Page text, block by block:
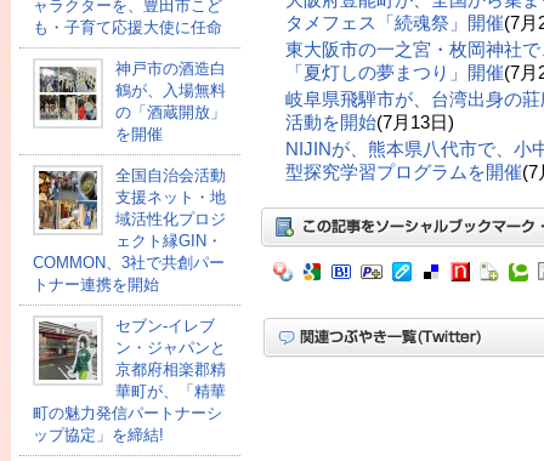
ャラクターを、豊田市こど
も・子育て応援大使に任命
神戸市の酒造白
鶴が、入場無料
の「酒蔵開放」
を開催
全国自治会活動
支援ネット・地
域活性化プロジ
ェクト縁GIN・
COMMON、3社で共創パー
トナー連携を開始
セブン‐イレブ
ン・ジャパンと
京都府相楽郡精
華町が、「精華
町の魅力発信パートナーシ
ップ協定」を締結!
タメフェス「続魂祭」開催(7月
東大阪市の一之宮・枚岡神社
「夏灯しの夢まつり」開催(7月
岐阜県飛騨市が、台湾出身の
活動を開始(7月13日)
NIJINが、熊本県八代市で、小
型探究学習プログラムを開催(7